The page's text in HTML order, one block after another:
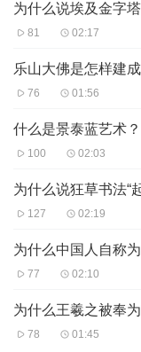
为什么说埃及金字
81 02:17
乐山大佛是怎样建
76 01:56
什么是景泰蓝艺术？
100 02:03
为什么说狂草书法“
127 02:19
为什么中国人自称
77 02:10
为什么王羲之被奉为
78 01:45